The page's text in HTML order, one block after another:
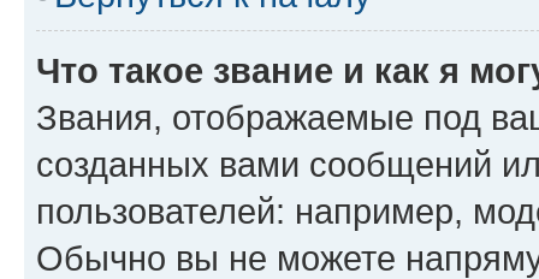
Что такое звание и как я
Звания, отображаемые под
созданных вами сообщений
пользователей: например,
Обычно вы не можете